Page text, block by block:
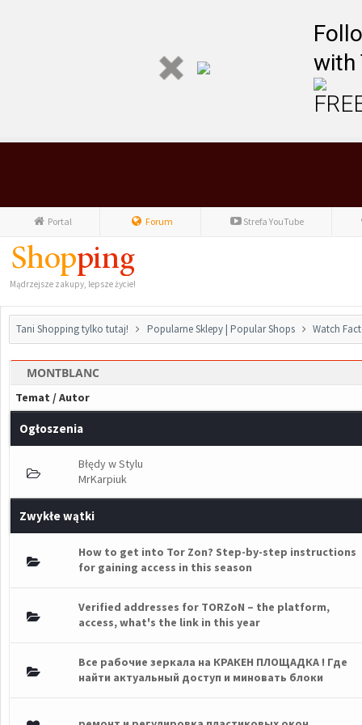
with
Portal Forum Strefa YouTube
Mądrzejsze zakupy, lepsze życie!
Tani Shopping tylko tutaj! Popularne Sklepy | Popular Shops Watch
MONTBLANC
Temat /Autor
Ogłoszenia
Błędy w Stylu
MrKarpiuk
Zwykłe wątki
How to get into Tor Zon? Step-by-step instructions
for gaining access in this season
- średnia ocena: 0 na 5 gwiazdek
12 345
Verified addresses for TORZoN – the platform,
access, what's the link in this year
- średnia ocena: 0 na 5 gwiazdek
1 2345
Все рабочие зеркала на КРАКЕН ПЛОЩАДКА ! Где
найти актуальный доступ и миновать блоки
- średnia ocena: 0 na 5 gwiazdek
12 345